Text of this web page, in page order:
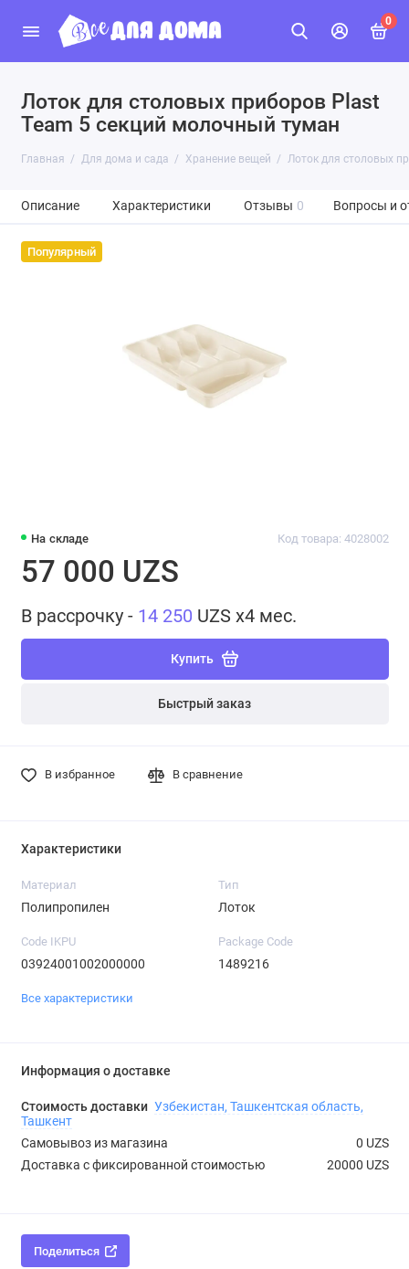
0
Лоток для столовых приборов Plast
Team 5 секций молочный туман
Главная Для дома и сада Хранение вещей Лоток для столовых
Описание Характеристики Отзывы 0 Вопросы и
Популярный
На складе Код товара: 4028002
57 000 UZS
В рассрочку - 14 250 UZS x4 мес.
Купить
Быстрый заказ
В избранное В сравнение
Характеристики
Материал
Полипропилен
Тип
Лоток
Code IKPU
03924001002000000
Package Code
1489216
Все характеристики
Информация о доставке
Стоимость доставки Узбекистан, Ташкентская область,
Ташкент
Самовывоз из магазина
0 UZS
Доставка с фиксированной стоимостью
20000 UZS
Поделиться